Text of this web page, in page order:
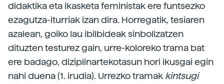
didaktika eta ikasketa feministak ere funtsezko
ezagutza-­iturriak izan dira. Horregatik, tesiaren
azalean, goiko lau ibilbideak sinbolizatzen
dituzten testurez gain, urre-koloreko trama bat
ere badago, diziplinartekotasun hori ikusgai egin
nahi duena (1. irudia). Urrezko tramak kintsugi